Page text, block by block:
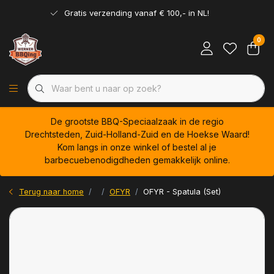
Gratis verzending vanaf € 100,- in NL!
0
De grootste BBQ-Speciaalzaak in de regio
Drechtsteden, Zuid-Holland-Zuid en de Hoekse Waard!
Kom langs in onze winkel of bestel al je
barbecuebenodigdheden gemakkelijk online.
Terug naar home OFYR OFYR - Spatula (Set)